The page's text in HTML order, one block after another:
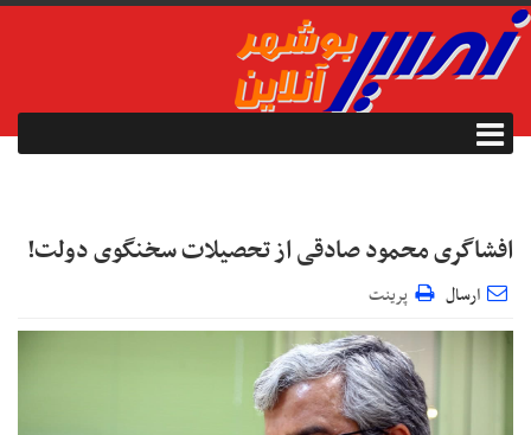
افشاگری محمود صادقی از تحصیلات سخنگوی دولت!
ارسال پرینت